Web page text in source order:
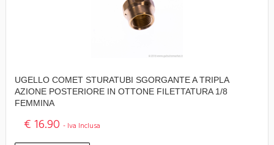
UGELLO COMET STURATUBI SGORGANTE A TRIPLA
AZIONE POSTERIORE IN OTTONE FILETTATURA 1/8
FEMMINA
€ 16.90 - Iva Inclusa